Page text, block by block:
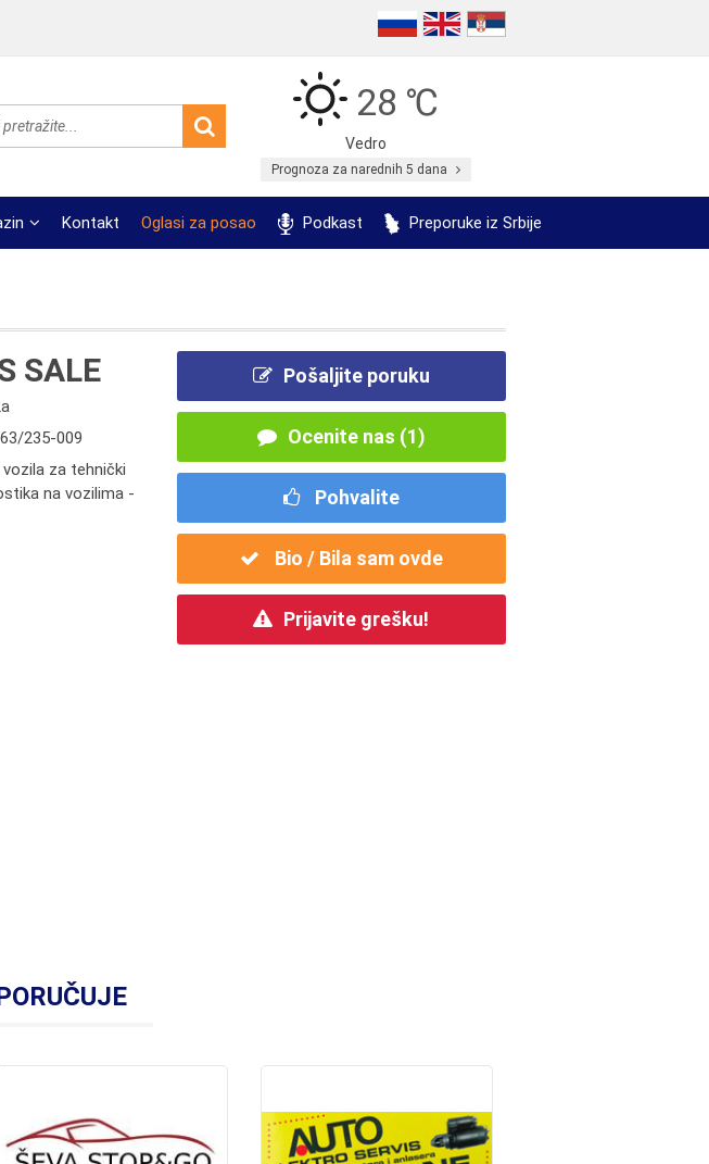
28 ℃
Vedro
Prognoza za narednih 5 dana
Kontakt Oglasi za posao Podkast Preporuke iz Srbije
SALE
235-009
za tehnički
na vozilima -
Pošaljite poruku
Ocenite nas (1)
Pohvalite
Bio / Bila sam ovde
Prijavite grešku!